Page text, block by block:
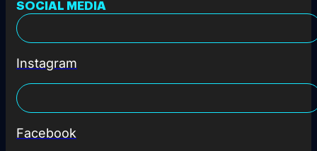
SOCIAL MEDIA
Instagram
Facebook